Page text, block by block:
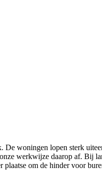
woningen lopen sterk
werkwijze daarop af. Bij
om de hinder voor